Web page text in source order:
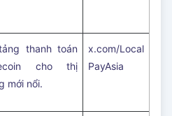
thanh toán
cho thị
mới nổi.
x.com/Local
PayAsia